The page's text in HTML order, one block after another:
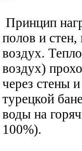
Принцип
полов и
воздух.
воздух)
через стены
турецкой
воды на
100%).